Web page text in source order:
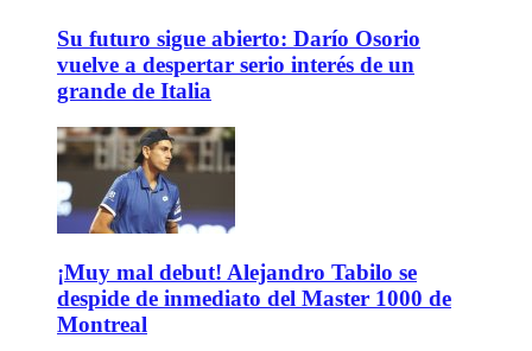
Su futuro sigue abierto: Darío Osorio
vuelve a despertar serio interés de un
grande de Italia
¡Muy mal debut! Alejandro Tabilo se
despide de inmediato del Master 1000 de
Montreal